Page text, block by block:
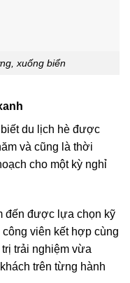
xuống biển
du lịch hè được
và cũng là thời
cho một kỳ nghỉ
đến được lựa chọn kỹ
viên kết hợp cùng
trải nghiệm vừa
trên từng hành